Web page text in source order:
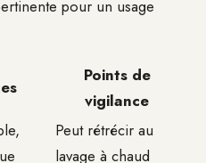
pour un usage
Points de
vigilance
Peut rétrécir au
lavage à chaud